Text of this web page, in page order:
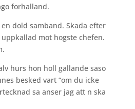
forhalland.
dold samband. Skada efter
mot hogste chefen.
hurs hon holl gallande saso
besked vart “om du icke
sa anser jag att n ska